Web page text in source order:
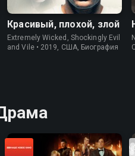
Красивый, плохой, злой
Extremely Wicked, Shockingly Evil
and Vile • 2019, США, Биография